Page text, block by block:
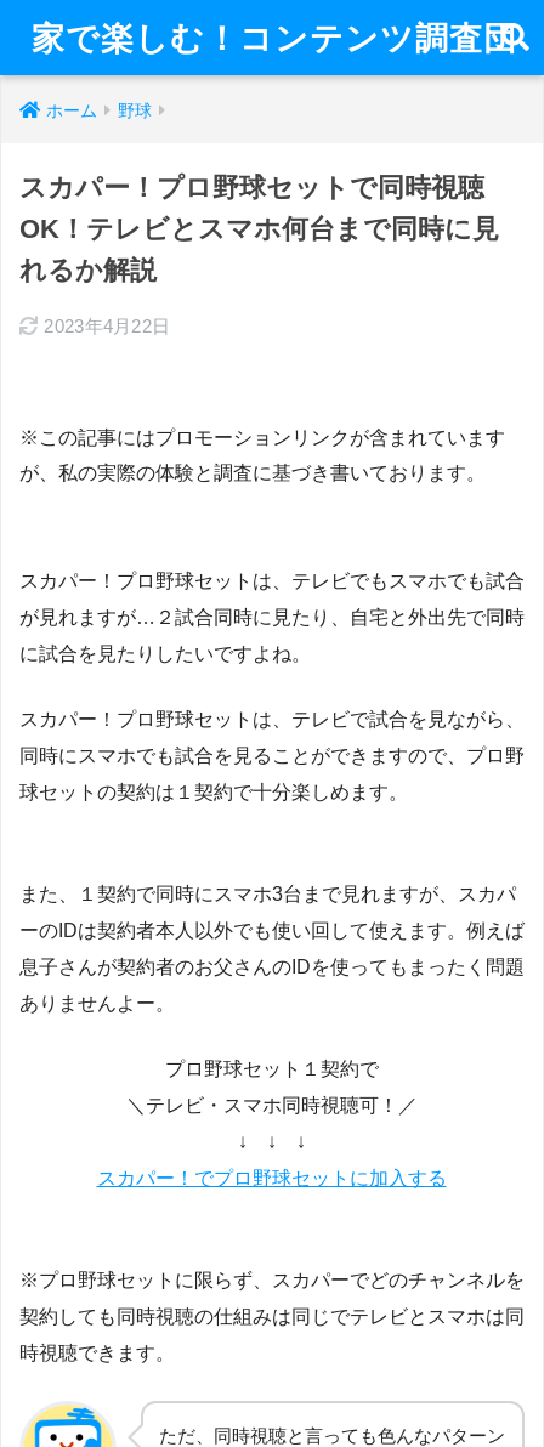
家で楽しむ！コンテンツ調査団
ホーム 野球
スカパー！プロ野球セットで同時視聴
OK！テレビとスマホ何台まで同時に見
れるか解説
2023年4月22日
※この記事にはプロモーションリンクが含まれています
が、私の実際の体験と調査に基づき書いております。
スカパー！プロ野球セットは、テレビでもスマホでも試合
が見れますが…２試合同時に見たり、自宅と外出先で同時
に試合を見たりしたいですよね。
スカパー！プロ野球セットは、テレビで試合を見ながら、
同時にスマホでも試合を見ることができますので、プロ野
球セットの契約は１契約で十分楽しめます。
また、１契約で同時にスマホ3台まで見れますが、スカパ
ーのIDは契約者本人以外でも使い回して使えます。例えば
息子さんが契約者のお父さんのIDを使ってもまったく問題
ありませんよー。
プロ野球セット１契約で
＼テレビ・スマホ同時視聴可！／
↓ ↓ ↓
スカパー！でプロ野球セットに加入する
※プロ野球セットに限らず、スカパーでどのチャンネルを
契約しても同時視聴の仕組みは同じでテレビとスマホは同
時視聴できます。
ただ、同時視聴と言っても色んなパターン